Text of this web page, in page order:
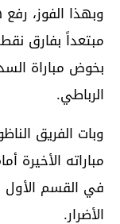
مبتعداً بفارق
بخوض مباراة
الرباطي.
وبات الفريق
مباراته الأخيرة
في القسم
الأضرار.